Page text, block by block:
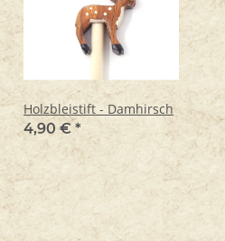
Holzbleistift - Damhirsch
4,90 € *